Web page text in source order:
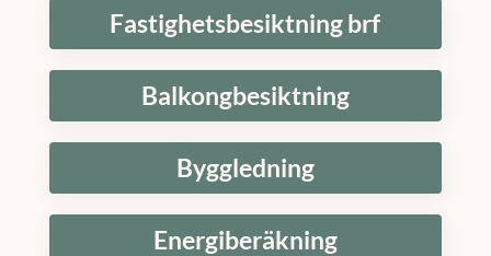
Fastighetsbesiktning brf
Balkongbesiktning
Byggledning
Energiberäkning